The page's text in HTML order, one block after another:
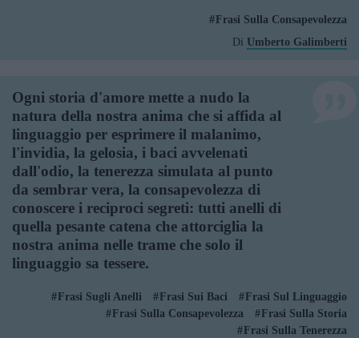
Frasi Sulla Consapevolezza
Di Umberto Galimberti
Ogni storia d'amore mette a nudo la
natura della nostra anima che si affida al
linguaggio per esprimere il malanimo,
l'invidia, la gelosia, i baci avvelenati
dall'odio, la tenerezza simulata al punto
da sembrar vera, la consapevolezza di
conoscere i reciproci segreti: tutti anelli di
quella pesante catena che attorciglia la
nostra anima nelle trame che solo il
linguaggio sa tessere.
Frasi Sugli Anelli Frasi Sui Baci
Frasi Sul Linguaggio
Frasi Sulla Consapevolezza
Frasi Sulla Storia
Frasi Sulla Tenerezza